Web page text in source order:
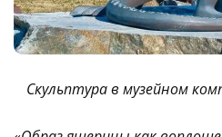
Скульптура в музейном